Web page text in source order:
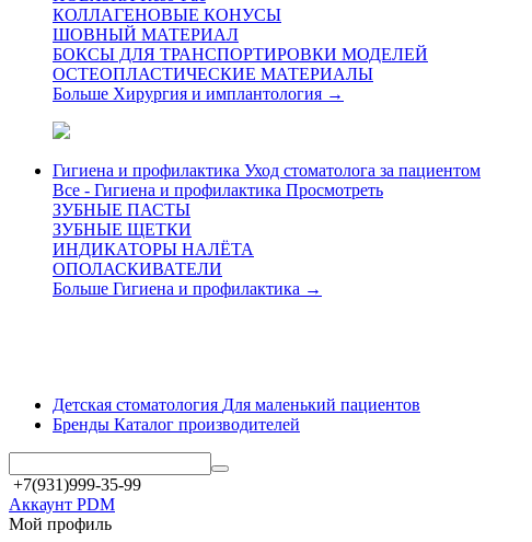
КОЛЛАГЕНОВЫЕ КОНУСЫ
ШОВНЫЙ МАТЕРИАЛ
БОКСЫ ДЛЯ ТРАНСПОРТИРОВКИ МОДЕЛЕЙ
ОСТЕОПЛАСТИЧЕСКИЕ МАТЕРИАЛЫ
Больше Хирургия и имплантология →
Гигиена и профилактика Уход стоматолога за пациентом
Все - Гигиена и профилактика Просмотреть
ЗУБНЫЕ ПАСТЫ
ЗУБНЫЕ ЩЕТКИ
ИНДИКАТОРЫ НАЛЁТА
ОПОЛАСКИВАТЕЛИ
Больше Гигиена и профилактика →
Детская стоматология Для маленький пациентов
Бренды Каталог производителей
+7(931)999-35-99
Аккаунт PDM
Мой профиль